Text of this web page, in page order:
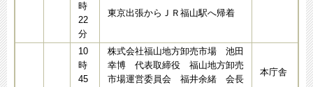
時
22
分
東京出張からＪＲ福山駅へ帰着
10
時
45
株式会社福山地方卸売市場 池田
幸博 代表取締役 福山地方卸売
市場運営委員会 福井余緒 会長
本庁舎